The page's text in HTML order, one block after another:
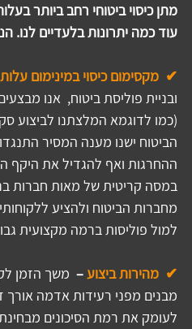
מתן כיסוי ביטוחי רחב ביותר
עוד כמה יתרונות בלעדיים לנו.
✔  מקסימום כיסוי במינימום עלות
ובניית פוליסת ביטוח,  אנו
(כמו לדוגמא המלצתנו לביצוע
הביטוח ישנו מענה המסיר
ההחרגות ואף להגדיל את היקף
במסה קריטית של מאות חברות
מחברות הביטוח ולהציע
למול פוליסות ברמה מקצועית
✔  מהירות ביצוע – משך הזמן
מבנים מפני רעידות אדמה אורך
לעומק את רמת הסיכונים